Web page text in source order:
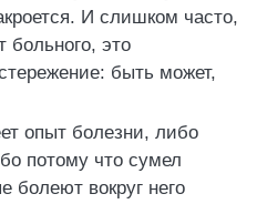
И слишком часто,
больного, это
быть может,
опыт болезни, либо
потому что сумел
болеют вокруг него